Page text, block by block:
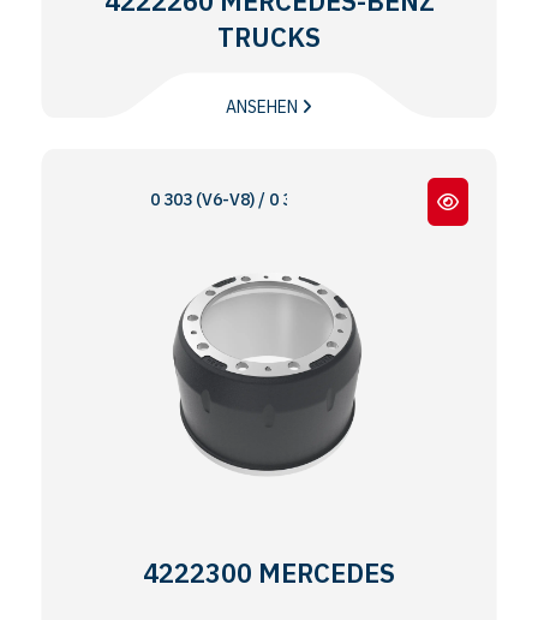
TRUCKS
ANSEHEN
0 303 (V6-V8) / 0 309 - 0 305
4222300 MERCEDES